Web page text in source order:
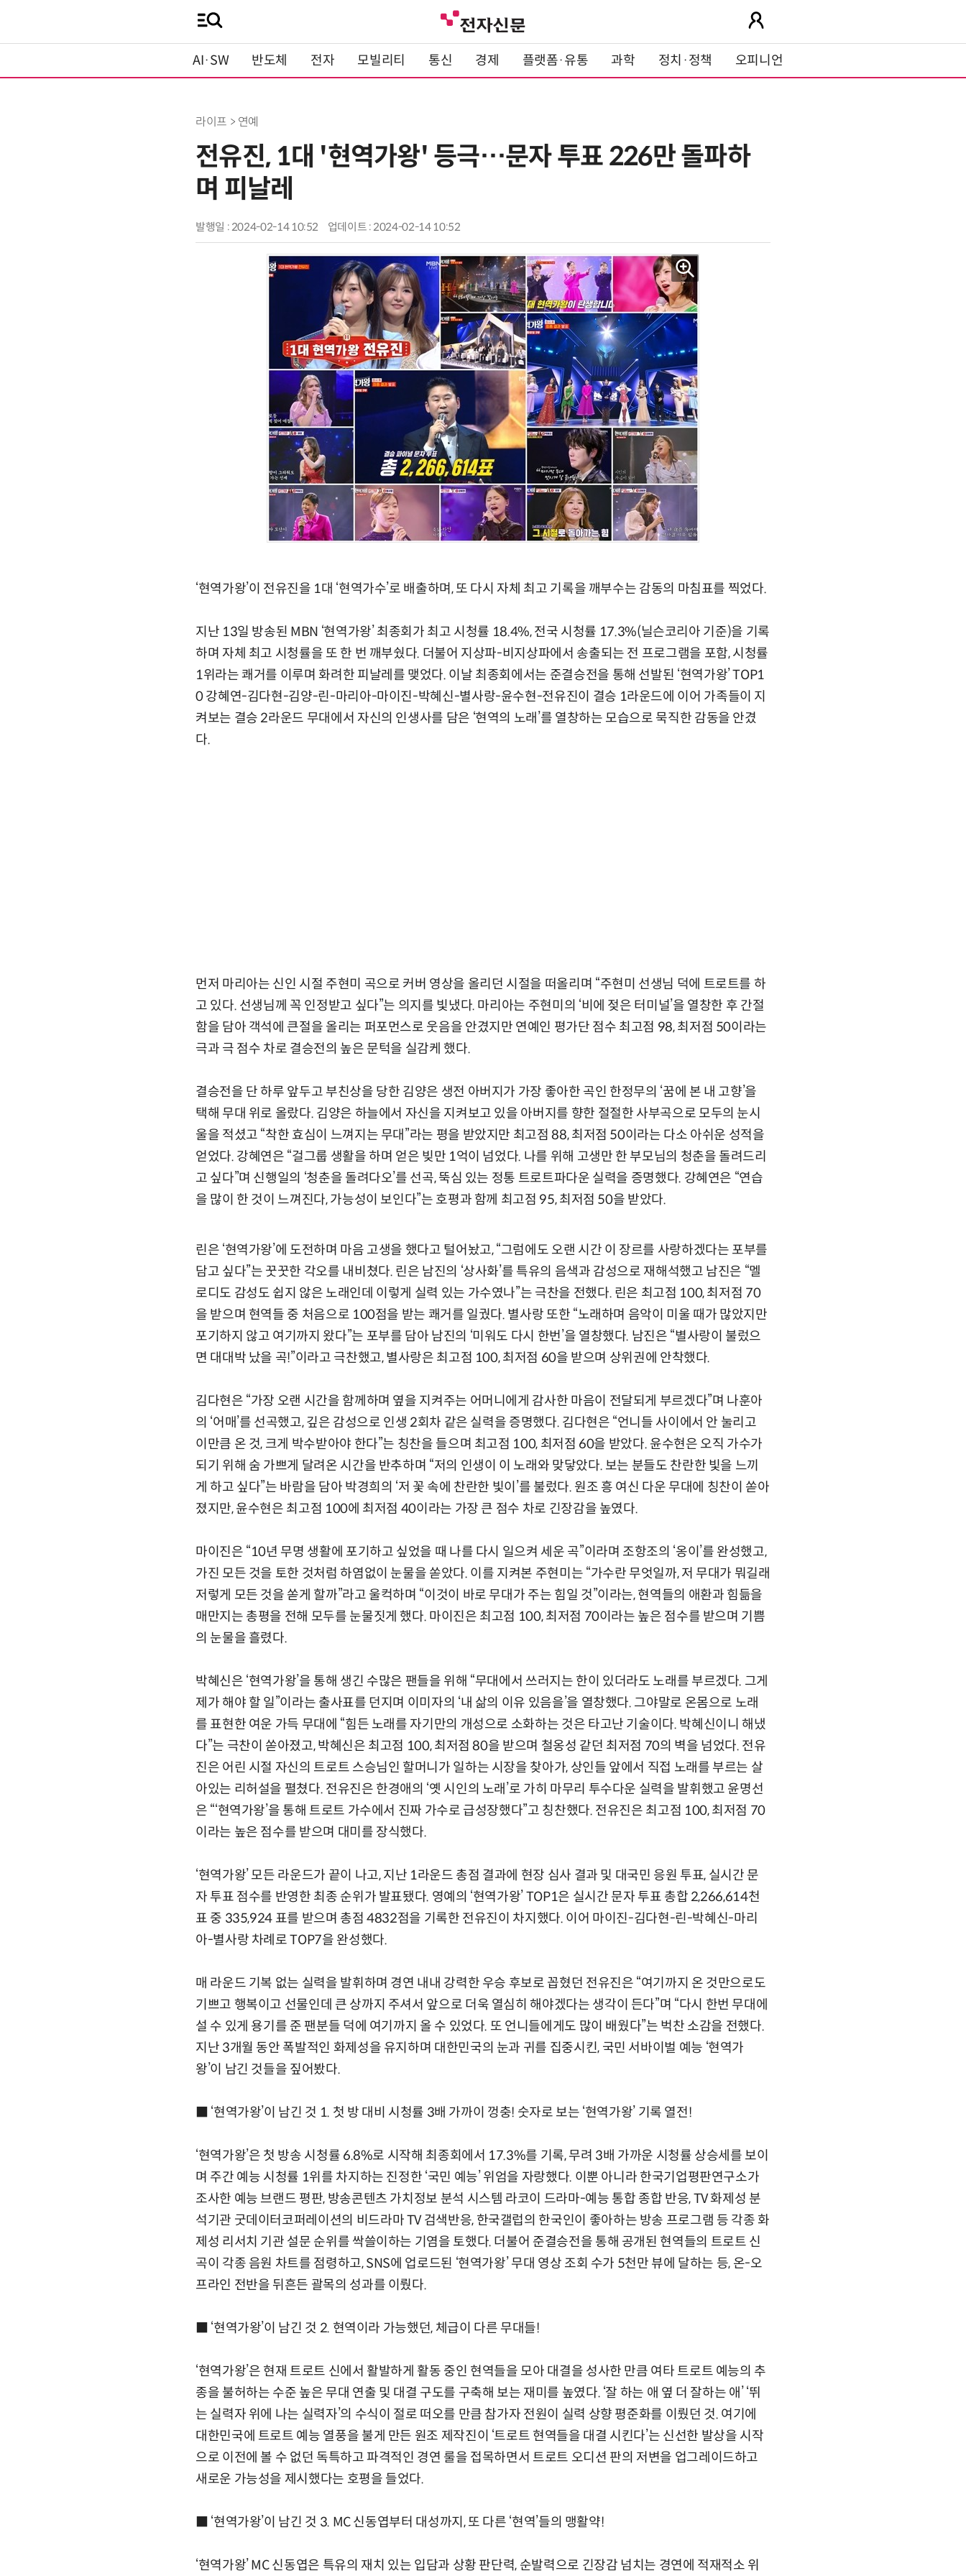
AI·SW 반도체 전자 모빌리티 통신 경제 플랫폼·유통 과학 정치·정책 오피니언
라이프 > 연예
전유진, 1대 '현역가왕' 등극…문자 투표 226만 돌파하
며 피날레
발행일 : 2024-02-14 10:52 업데이트 : 2024-02-14 10:52
‘현역가왕’이 전유진을 1대 ‘현역가수’로 배출하며, 또 다시 자체 최고 기록을 깨부수는 감동의 마침표를 찍었다.
지난 13일 방송된 MBN ‘현역가왕’ 최종회가 최고 시청률 18.4%, 전국 시청률 17.3%(닐슨코리아 기준)을 기록
하며 자체 최고 시청률을 또 한 번 깨부쉈다. 더불어 지상파-비지상파에서 송출되는 전 프로그램을 포함, 시청률
1위라는 쾌거를 이루며 화려한 피날레를 맺었다. 이날 최종회에서는 준결승전을 통해 선발된 ‘현역가왕’ TOP1
0 강혜연-김다현-김양-린-마리아-마이진-박혜신-별사랑-윤수현-전유진이 결승 1라운드에 이어 가족들이 지
켜보는 결승 2라운드 무대에서 자신의 인생사를 담은 ‘현역의 노래’를 열창하는 모습으로 묵직한 감동을 안겼
다.
먼저 마리아는 신인 시절 주현미 곡으로 커버 영상을 올리던 시절을 떠올리며 “주현미 선생님 덕에 트로트를 하
고 있다. 선생님께 꼭 인정받고 싶다”는 의지를 빛냈다. 마리아는 주현미의 ‘비에 젖은 터미널’을 열창한 후 간절
함을 담아 객석에 큰절을 올리는 퍼포먼스로 웃음을 안겼지만 연예인 평가단 점수 최고점 98, 최저점 50이라는
극과 극 점수 차로 결승전의 높은 문턱을 실감케 했다.
결승전을 단 하루 앞두고 부친상을 당한 김양은 생전 아버지가 가장 좋아한 곡인 한정무의 ‘꿈에 본 내 고향’을
택해 무대 위로 올랐다. 김양은 하늘에서 자신을 지켜보고 있을 아버지를 향한 절절한 사부곡으로 모두의 눈시
울을 적셨고 “착한 효심이 느껴지는 무대”라는 평을 받았지만 최고점 88, 최저점 50이라는 다소 아쉬운 성적을
얻었다. 강혜연은 “걸그룹 생활을 하며 얻은 빚만 1억이 넘었다. 나를 위해 고생만 한 부모님의 청춘을 돌려드리
고 싶다”며 신행일의 ‘청춘을 돌려다오’를 선곡, 뚝심 있는 정통 트로트파다운 실력을 증명했다. 강혜연은 “연습
을 많이 한 것이 느껴진다, 가능성이 보인다”는 호평과 함께 최고점 95, 최저점 50을 받았다.
린은 ‘현역가왕’에 도전하며 마음 고생을 했다고 털어놨고, “그럼에도 오랜 시간 이 장르를 사랑하겠다는 포부를
담고 싶다”는 꿋꿋한 각오를 내비쳤다. 린은 남진의 ‘상사화’를 특유의 음색과 감성으로 재해석했고 남진은 “멜
로디도 감성도 쉽지 않은 노래인데 이렇게 실력 있는 가수였나”는 극찬을 전했다. 린은 최고점 100, 최저점 70
을 받으며 현역들 중 처음으로 100점을 받는 쾌거를 일궜다. 별사랑 또한 “노래하며 음악이 미울 때가 많았지만
포기하지 않고 여기까지 왔다”는 포부를 담아 남진의 ‘미워도 다시 한번’을 열창했다. 남진은 “별사랑이 불렀으
면 대대박 났을 곡!”이라고 극찬했고, 별사랑은 최고점 100, 최저점 60을 받으며 상위권에 안착했다.
김다현은 “가장 오랜 시간을 함께하며 옆을 지켜주는 어머니에게 감사한 마음이 전달되게 부르겠다”며 나훈아
의 ‘어매’를 선곡했고, 깊은 감성으로 인생 2회차 같은 실력을 증명했다. 김다현은 “언니들 사이에서 안 눌리고
이만큼 온 것, 크게 박수받아야 한다”는 칭찬을 들으며 최고점 100, 최저점 60을 받았다. 윤수현은 오직 가수가
되기 위해 숨 가쁘게 달려온 시간을 반추하며 “저의 인생이 이 노래와 맞닿았다. 보는 분들도 찬란한 빛을 느끼
게 하고 싶다”는 바람을 담아 박경희의 ‘저 꽃 속에 찬란한 빛이’를 불렀다. 원조 흥 여신 다운 무대에 칭찬이 쏟아
졌지만, 윤수현은 최고점 100에 최저점 40이라는 가장 큰 점수 차로 긴장감을 높였다.
마이진은 “10년 무명 생활에 포기하고 싶었을 때 나를 다시 일으켜 세운 곡”이라며 조항조의 ‘옹이’를 완성했고,
가진 모든 것을 토한 것처럼 하염없이 눈물을 쏟았다. 이를 지켜본 주현미는 “가수란 무엇일까, 저 무대가 뭐길래
저렇게 모든 것을 쏟게 할까”라고 울컥하며 “이것이 바로 무대가 주는 힘일 것”이라는, 현역들의 애환과 힘듦을
매만지는 총평을 전해 모두를 눈물짓게 했다. 마이진은 최고점 100, 최저점 70이라는 높은 점수를 받으며 기쁨
의 눈물을 흘렸다.
박혜신은 ‘현역가왕’을 통해 생긴 수많은 팬들을 위해 “무대에서 쓰러지는 한이 있더라도 노래를 부르겠다. 그게
제가 해야 할 일”이라는 출사표를 던지며 이미자의 ‘내 삶의 이유 있음을’을 열창했다. 그야말로 온몸으로 노래
를 표현한 여운 가득 무대에 “힘든 노래를 자기만의 개성으로 소화하는 것은 타고난 기술이다. 박혜신이니 해냈
다”는 극찬이 쏟아졌고, 박혜신은 최고점 100, 최저점 80을 받으며 철옹성 같던 최저점 70의 벽을 넘었다. 전유
진은 어린 시절 자신의 트로트 스승님인 할머니가 일하는 시장을 찾아가, 상인들 앞에서 직접 노래를 부르는 살
아있는 리허설을 펼쳤다. 전유진은 한경애의 ‘옛 시인의 노래’로 가히 마무리 투수다운 실력을 발휘했고 윤명선
은 “‘현역가왕’을 통해 트로트 가수에서 진짜 가수로 급성장했다”고 칭찬했다. 전유진은 최고점 100, 최저점 70
이라는 높은 점수를 받으며 대미를 장식했다.
‘현역가왕’ 모든 라운드가 끝이 나고, 지난 1라운드 총점 결과에 현장 심사 결과 및 대국민 응원 투표, 실시간 문
자 투표 점수를 반영한 최종 순위가 발표됐다. 영예의 ‘현역가왕’ TOP1은 실시간 문자 투표 총합 2,266,614천
표 중 335,924 표를 받으며 총점 4832점을 기록한 전유진이 차지했다. 이어 마이진-김다현-린-박혜신-마리
아-별사랑 차례로 TOP7을 완성했다.
매 라운드 기복 없는 실력을 발휘하며 경연 내내 강력한 우승 후보로 꼽혔던 전유진은 “여기까지 온 것만으로도
기쁘고 행복이고 선물인데 큰 상까지 주셔서 앞으로 더욱 열심히 해야겠다는 생각이 든다”며 “다시 한번 무대에
설 수 있게 용기를 준 팬분들 덕에 여기까지 올 수 있었다. 또 언니들에게도 많이 배웠다”는 벅찬 소감을 전했다.
지난 3개월 동안 폭발적인 화제성을 유지하며 대한민국의 눈과 귀를 집중시킨, 국민 서바이벌 예능 ‘현역가
왕’이 남긴 것들을 짚어봤다.
■ ‘현역가왕’이 남긴 것 1. 첫 방 대비 시청률 3배 가까이 껑충! 숫자로 보는 ‘현역가왕’ 기록 열전!
‘현역가왕’은 첫 방송 시청률 6.8%로 시작해 최종회에서 17.3%를 기록, 무려 3배 가까운 시청률 상승세를 보이
며 주간 예능 시청률 1위를 차지하는 진정한 ‘국민 예능’ 위엄을 자랑했다. 이뿐 아니라 한국기업평판연구소가
조사한 예능 브랜드 평판, 방송콘텐츠 가치정보 분석 시스템 라코이 드라마-예능 통합 종합 반응, TV 화제성 분
석기관 굿데이터코퍼레이션의 비드라마 TV 검색반응, 한국갤럽의 한국인이 좋아하는 방송 프로그램 등 각종 화
제성 리서치 기관 설문 순위를 싹쓸이하는 기염을 토했다. 더불어 준결승전을 통해 공개된 현역들의 트로트 신
곡이 각종 음원 차트를 점령하고, SNS에 업로드된 ‘현역가왕’ 무대 영상 조회 수가 5천만 뷰에 달하는 등, 온-오
프라인 전반을 뒤흔든 괄목의 성과를 이뤘다.
■ ‘현역가왕’이 남긴 것 2. 현역이라 가능했던, 체급이 다른 무대들!
‘현역가왕’은 현재 트로트 신에서 활발하게 활동 중인 현역들을 모아 대결을 성사한 만큼 여타 트로트 예능의 추
종을 불허하는 수준 높은 무대 연출 및 대결 구도를 구축해 보는 재미를 높였다. ‘잘 하는 애 옆 더 잘하는 애’ ‘뛰
는 실력자 위에 나는 실력자’의 수식이 절로 떠오를 만큼 참가자 전원이 실력 상향 평준화를 이뤘던 것. 여기에
대한민국에 트로트 예능 열풍을 불게 만든 원조 제작진이 ‘트로트 현역들을 대결 시킨다’는 신선한 발상을 시작
으로 이전에 볼 수 없던 독특하고 파격적인 경연 룰을 접목하면서 트로트 오디션 판의 저변을 업그레이드하고
새로운 가능성을 제시했다는 호평을 들었다.
■ ‘현역가왕’이 남긴 것 3. MC 신동엽부터 대성까지, 또 다른 ‘현역’들의 맹활약!
‘현역가왕’ MC 신동엽은 특유의 재치 있는 입담과 상황 판단력, 순발력으로 긴장감 넘치는 경연에 적재적소 위